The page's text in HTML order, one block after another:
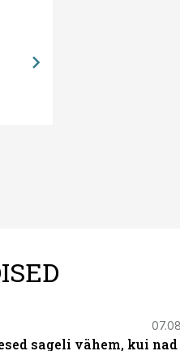
sageli vähem, kui